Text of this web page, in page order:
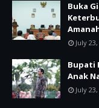
Buka
July
Bupati
Anak
July